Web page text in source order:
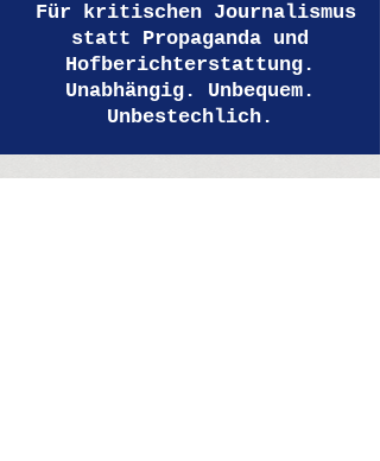
Für kritischen Journalismus
statt Propaganda und
Hofberichterstattung.
Unabhängig. Unbequem.
Unbestechlich.